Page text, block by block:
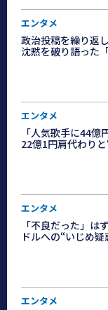
エンタメ
政治投稿を繰り返
沈黙を破り語った
エンタメ
「人気歌手に44億
22億1円肩代わり
エンタメ
「不良だった」
ドルへの“いじめ
エンタメ